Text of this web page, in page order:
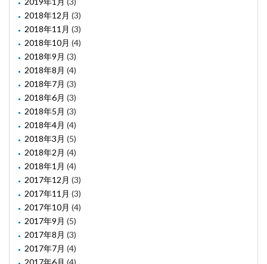
2018年12月 (3)
2018年11月 (3)
2018年10月 (4)
2018年9月 (3)
2018年8月 (4)
2018年7月 (3)
2018年6月 (3)
2018年5月 (3)
2018年4月 (4)
2018年3月 (5)
2018年2月 (4)
2018年1月 (4)
2017年12月 (3)
2017年11月 (3)
2017年10月 (4)
2017年9月 (5)
2017年8月 (3)
2017年7月 (4)
2017年6月 (4)